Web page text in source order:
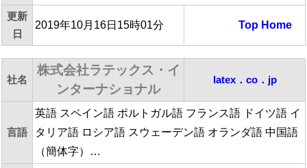
更新
日
2019年10月16日15時01分 Top Home
社名
株式会社ラテックス・イ
ンターナショナル
latex．co．jp
言語
英語 スペイン語 ポルトガル語 フランス語 ドイツ語 イ
タリア語 ロシア語 スウェーデン語 オランダ語 中国語
（簡体字）…